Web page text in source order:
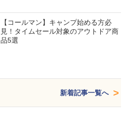
【コールマン】キャンプ始める方必
見！タイムセール対象のアウトドア商
品5選
新着記事一覧へ